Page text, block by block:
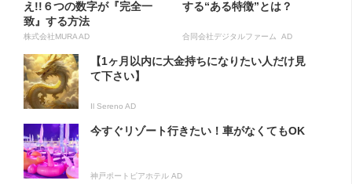
え!!６つの数字が『完全一
致』する方法
株式会社MURA AD
する“ある特徴”とは？
合同会社デジタルファーム AD
【1ヶ月以内に大金持ちになりたい人だけ見
て下さい】
Il Sereno AD
今すぐリゾート行きたい！車がなくてもOK
神戸ポートピアホテル AD